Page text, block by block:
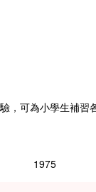
，可為小學生補
1975